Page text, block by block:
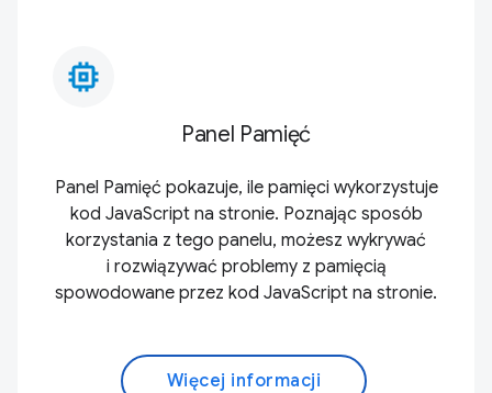
memory_alt
Panel Pamięć
Panel Pamięć pokazuje, ile pamięci wykorzystuje
kod JavaScript na stronie. Poznając sposób
korzystania z tego panelu, możesz wykrywać
i rozwiązywać problemy z pamięcią
spowodowane przez kod JavaScript na stronie.
Więcej informacji